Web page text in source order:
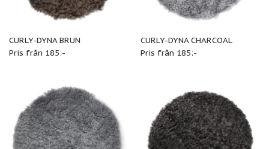
CURLY-DYNA BRUN
Pris från 185:-
CURLY-DYNA CHARCOAL
Pris från 185:-